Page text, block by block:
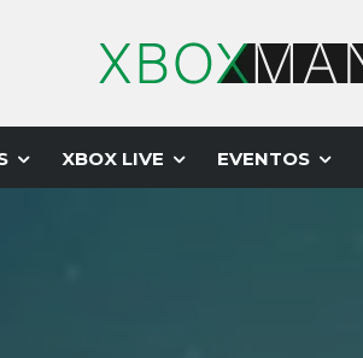
XBOX LIVE EVENTOS